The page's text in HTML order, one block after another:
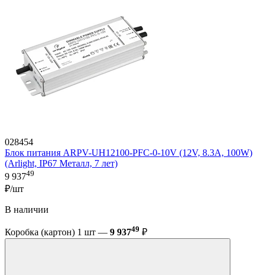
028454
Блок питания ARPV-UH12100-PFC-0-10V (12V, 8.3A, 100W)
(Arlight, IP67 Металл, 7 лет)
9 93749
₽/шт
В наличии
Коробка (картон) 1 шт — 9 93749 ₽